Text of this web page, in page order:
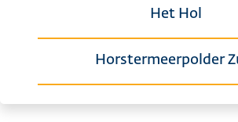
Het Hol
Horstermeerpolder